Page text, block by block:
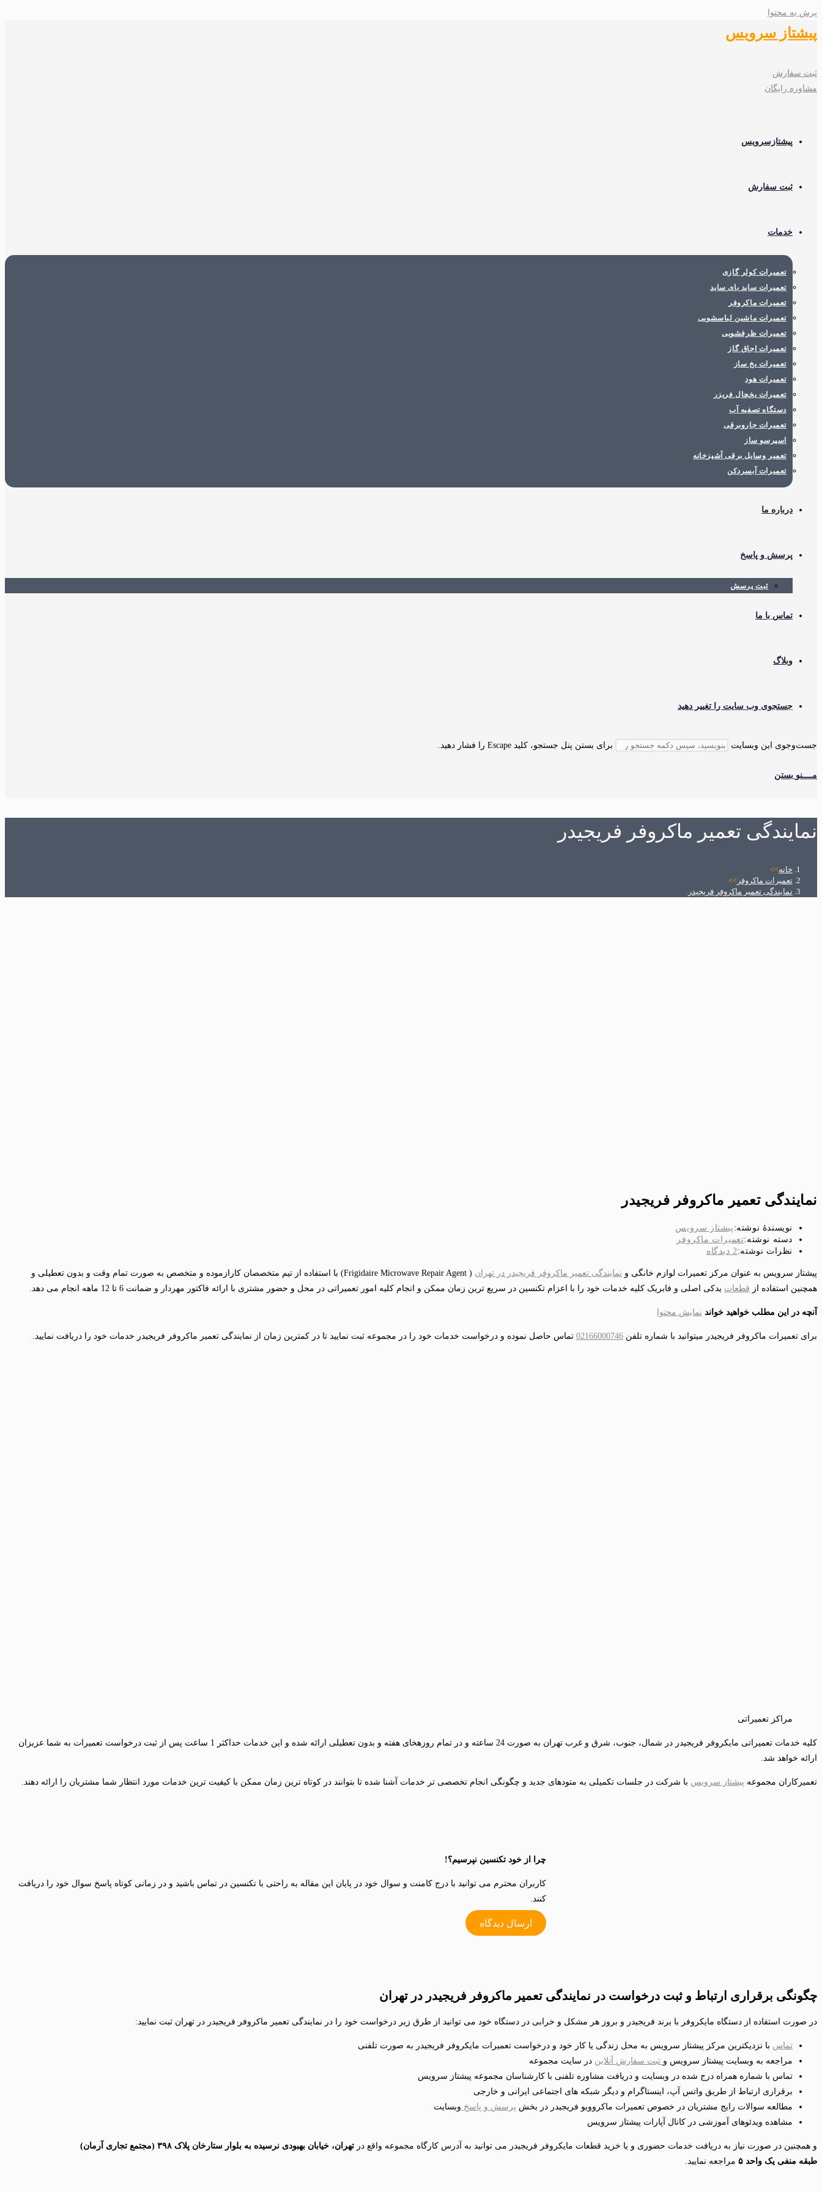
پرش به محتوا
پیشتاز سرویس
ثبت سفارش
مشاوره رایگان
پیشتازسرویس
ثبت سفارش
خدمات
تعمیرات کولر گازی
تعمیرات ساید بای ساید
تعمیرات ماکروفر
تعمیرات ماشین لباسشویی
تعمیرات ظرفشویی
تعمیرات اجاق گاز
تعمیرات یخ ساز
تعمیرات هود
تعمیرات یخچال فریزر
دستگاه تصفیه آب
تعمیرات جاروبرقی
اسپرسو ساز
تعمیر وسایل برقی آشپزخانه
تعمیرات آبسردکن
درباره ما
پرسش و پاسخ
ثبت پرسش
تماس با ما
وبلاگ
جستجوی وب سایت را تغییر دهید
جست‌وجوی این وبسایت برای بستن پنل جستجو، کلید Escape را فشار دهید.
مــــنو بستن
نمایندگی تعمیر ماکروفر فریجیدر
خانه>>
تعمیرات ماکروفر >>
نمایندگی تعمیر ماکروفر فریجیدر
نمایندگی تعمیر ماکروفر فریجیدر
نویسندهٔ نوشته: پیشتاز سرویس
دسته‌ نوشته:تعمیرات ماکروفر
نظرات نوشته:2 دیدگاه‌
پیشتاز سرویس به عنوان مرکز تعمیرات لوازم خانگی و نمایندگی تعمیر ماکروفر فریجیدر در تهران
( Frigidaire Microwave Repair Agent) با استفاده از تیم متخصصان کارازموده و متخصص به صورت تمام وقت و بدون تعطیلی و
همچنین استفاده از قطعات یدکی اصلی و فابریک کلیه خدمات خود را با اعزام تکنسین در سریع ترین زمان ممکن و انجام کلیه امور تعمیراتی در محل و حضور مشتری با ارائه فاکتور مهردار و ضمانت 6 تا 12 ماهه انجام می دهد.
آنچه در این مطلب خواهید خواند نمایش محتوا
برای تعمیرات ماکروفر فریجیدر میتوانید با شماره تلفن 02166000746 تماس حاصل نموده و درخواست خدمات خود را در مجموعه ثبت نمایید تا در کمترین زمان از نمایندگی تعمیر ماکروفر فریجیدر خدمات خود را دریافت نمایید.
مراکز تعمیراتی
کلیه خدمات تعمیراتی مایکروفر فریجیدر در شمال، جنوب، شرق و غرب تهران به صورت 24 ساعته و در تمام روزهخای هفته و بدون تعطیلی ارائه شده و این خدمات حداکثر 1 ساعت پس از ثبت درخواست تعمیرات به شما عزیزان
ارائه خواهد شد.
تعمیرکاران مجموعه پیشتاز سرویس با شرکت در جلسات تکمیلی به متودهای جدید و چگونگی انجام تخصصی تر خدمات آشنا شده تا بتوانند در کوتاه ترین زمان ممکن با کیفیت ترین خدمات مورد انتظار شما مشتریان را ارائه دهند.
چرا از خود تکنسین نپرسیم؟!
کاربران محترم می توانید با درج کامنت و سوال خود در پایان این مقاله به راحتی با تکنسین در تماس باشید و در زمانی کوتاه پاسخ سوال خود را دریافت
کنند.
ارسال دیدگاه
چگونگی برقراری ارتباط و ثبت درخواست در نمایندگی تعمیر ماکروفر فریجیدر در تهران
در صورت استفاده از دستگاه مایکروفر با برند فریجیدر و بروز هر مشکل و خرابی در دستگاه خود می توانید از طرق زیر درخواست خود را در نمایندگی تعمیر ماکروفر فریجیدر در تهران ثبت نمایید:
تماس با نزدیکترین مرکز پیشتاز سرویس به محل زندگی یا کار خود و درخواست تعمیرات مایکروفر فریجیدر به صورت تلفنی
مراجعه به وبسایت پیشتاز سرویس و ثبت سفارش آنلاین در سایت مجموعه
تماس با شماره همراه درج شده در وبسایت و دریافت مشاوره تلفنی با کارشناسان مجموعه پیشتاز سرویس
برقراری ارتباط از طریق واتس آپ، اینستاگرام و دیگر شبکه های اجتماعی ایرانی و خارجی
مطالعه سوالات رایج مشتریان در خصوص تعمیرات ماکروویو فریجیدر در بخش پرسش و پاسخ وبسایت
مشاهده ویدئوهای آموزشی در کانال آپارات پیشتاز سرویس
و همچنین در صورت نیاز به دریافت خدمات حضوری و یا خرید قطعات مایکروفر فریجیدر می توانید به آدرس کارگاه مجموعه واقع در
تهران، خیابان بهبودی نرسیده به بلوار ستارخان پلاک ۳۹۸ (مجتمع تجاری آرمان)
طبقه منفی یک واحد ۵
مراجعه نمایید.